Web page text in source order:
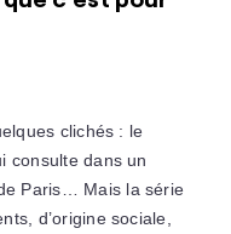
clichés : le
consulte dans un
Paris… Mais la série
d’origine sociale,